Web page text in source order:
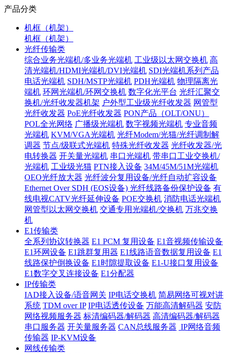
产品分类
机框（机架）
机框（机架）
光纤传输类
综合业务光端机/多业务光端机 工业级以太网交换机 高
清光端机/HDMI光端机/DVI光端机 SDI光端机系列产品
电话光端机 SDH/MSTP光端机 PDH光端机 物理隔离光
端机 环网光端机/环网交换机 数字化光平台 光纤汇聚交
换机/光纤收发器机架 户外型工业级光纤收发器 网管型
光纤收发器 PoE光纤收发器 PON产品（OLT/ONU）
POL全光网络 广播级光端机 数字视频光端机 专业音频
光端机 KVM/VGA光端机 光纤Modem/光猫/光纤调制解
调器 节点/级联式光端机 特殊光纤收发器 光纤收发器/光
电转换器 开关量光端机 串口光端机 带串口工业交换机/
光端机 工业级光猫 PTN接入设备 34M/45M/51M光端机
OEO光纤放大器 光纤波分复用设备/光纤自动扩容设备
Ethernet Over SDH (EOS设备) 光纤线路备份保护设备 有
线电视CATV光纤延伸设备 POE交换机 消防电话光端机
网管型以太网交换机 交通专用光端机/交换机 万兆交换
机
E1传输类
全系列协议转换器 E1 PCM 复用设备 E1音视频传输设备
E1环网设备 E1跳群复用器 E1线路语音数据复用设备 E1
线路保护倒换设备 E1时隙提取设备 E1-U接口复用设备
E1数字交叉连接设备 E1分配器
IP传输类
IAD接入设备/语音网关 IP电话交换机 简易网络可视对讲
系统 TDM over IP IP电话透传设备 万能高清解码器 安防
网络视频服务器 标清编码器/解码器 高清编码器/解码器
串口服务器 开关量服务器 CAN总线服务器 IP网络音频
传输器 IP-KVM设备
网线传输类